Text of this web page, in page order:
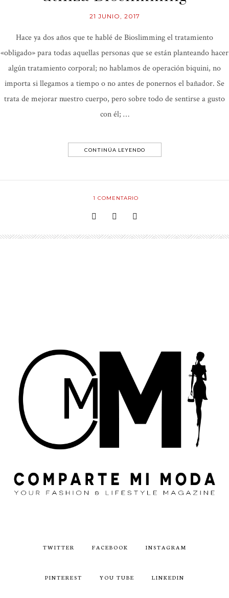
21 JUNIO, 2017
Hace ya dos años que te hablé de Bioslimming el tratamiento
«obligado» para todas aquellas personas que se están planteando hacer
algún tratamiento corporal; no hablamos de operación biquini, no
importa si llegamos a tiempo o no antes de ponernos el bañador. Se
trata de mejorar nuestro cuerpo, pero sobre todo de sentirse a gusto
con él; …
CONTINÚA LEYENDO
1 COMENTARIO
TWITTER FACEBOOK INSTAGRAM
PINTEREST YOU TUBE LINKEDIN